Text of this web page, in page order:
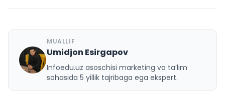
U
MUALLIF
Umidjon Esirgapov
Infoedu.uz asoschisi marketing va ta’lim
sohasida 5 yillik tajribaga ega ekspert.